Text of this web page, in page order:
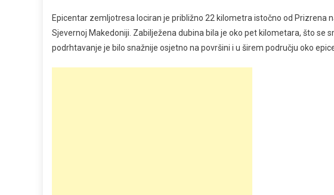
Epicentar zemljotresa lociran je približno 22 kilometra istočno od Prizrena
Sjevernoj Makedoniji. Zabilježena dubina bila je oko pet kilometara, što se
podrhtavanje je bilo snažnije osjetno na površini i u širem području oko